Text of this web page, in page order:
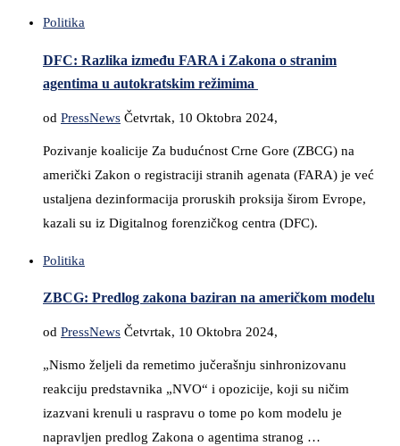
Politika
DFC: Razlika između FARA i Zakona o stranim
agentima u autokratskim režimima
od PressNews Četvrtak, 10 Oktobra 2024,
Pozivanje koalicije Za budućnost Crne Gore (ZBCG) na
američki Zakon o registraciji stranih agenata (FARA) je već
ustaljena dezinformacija proruskih proksija širom Evrope,
kazali su iz Digitalnog forenzičkog centra (DFC).
Politika
ZBCG: Predlog zakona baziran na američkom modelu
od PressNews Četvrtak, 10 Oktobra 2024,
„Nismo željeli da remetimo jučerašnju sinhronizovanu
reakciju predstavnika „NVO“ i opozicije, koji su ničim
izazvani krenuli u raspravu o tome po kom modelu je
napravljen predlog Zakona o agentima stranog …